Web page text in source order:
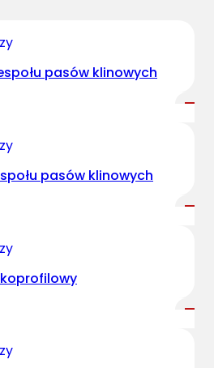
pasów klinowych
pasów klinowych